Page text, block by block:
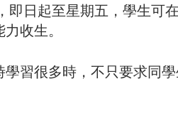
即日起至星期五，學生
收生。
習很多時，不只要求同